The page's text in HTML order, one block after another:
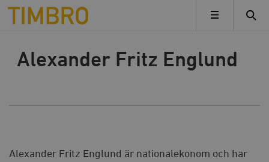
Timbro
MENY
Alexander Fritz Englund
Alexander Fritz Englund är nationalekonom och har